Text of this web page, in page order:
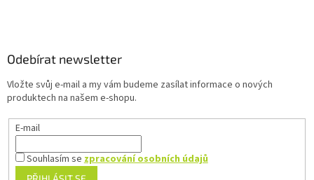
Odebírat newsletter
Vložte svůj e-mail a my vám budeme zasílat informace o nových
produktech na našem e-shopu.
E-mail
Souhlasím sezpracování osobních údajů